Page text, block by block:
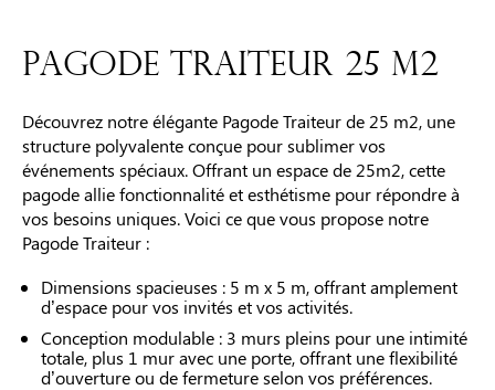
PAGODE TRAITEUR 25 M2
Découvrez notre élégante Pagode Traiteur de 25 m2, une
structure polyvalente conçue pour sublimer vos
événements spéciaux. Offrant un espace de 25m2, cette
pagode allie fonctionnalité et esthétisme pour répondre à
vos besoins uniques. Voici ce que vous propose notre
Pagode Traiteur :
Dimensions spacieuses : 5 m x 5 m, offrant amplement
d’espace pour vos invités et vos activités.
Conception modulable : 3 murs pleins pour une intimité
totale, plus 1 mur avec une porte, offrant une flexibilité
d’ouverture ou de fermeture selon vos préférences.